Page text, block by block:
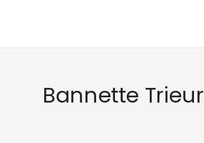
Bannette Trieur